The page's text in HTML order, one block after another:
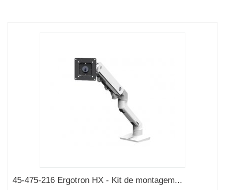
45-475-216 Ergotron HX - Kit de montagem...